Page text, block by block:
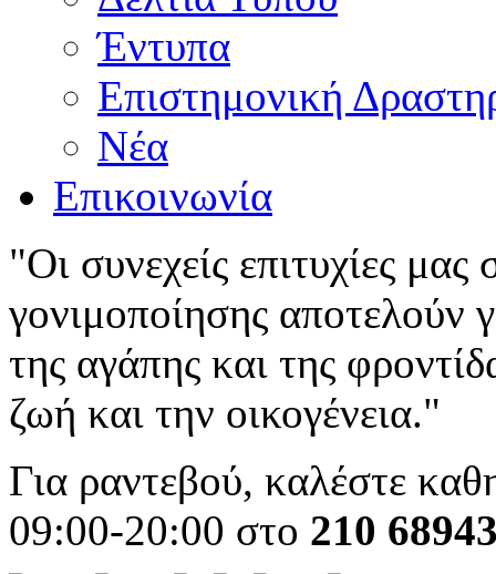
Έντυπα
Επιστημονική
Νέα
Επικοινωνία
"Οι συνεχείς επιτυχίες
γονιμοποίησης αποτελούν
της αγάπης και της
ζωή και την οικογένεια."
Για ραντεβού, καλέστε
09:00-20:00 στο 210